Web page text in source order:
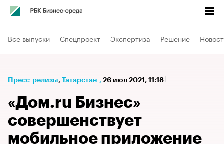
Все выпуски Спецпроект Экспертиза Решение
Пресс-релизы⁠, Татарстан , 26 июл 2021, 11:18
«Дом.ru Бизнес»
совершенствует
мобильное приложение